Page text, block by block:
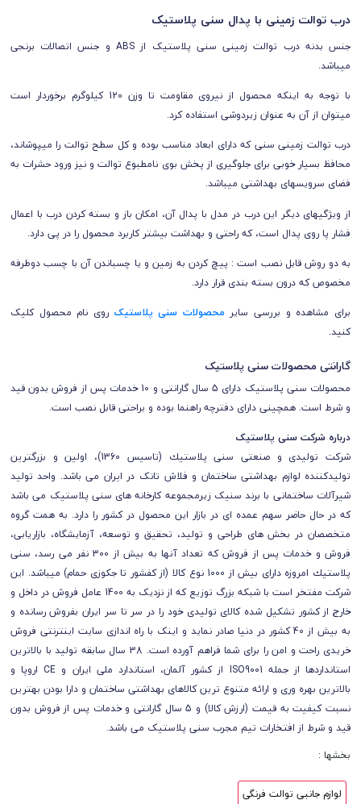
درب توالت زمینی با پدال سنی پلاستیک
جنس بدنه درب توالت زمینی سنی پلاستیک از ABS و جنس اتصالات برنجی
میباشد.
با توجه به اینکه محصول از نیروی مقاومت تا وزن 120 کیلوگرم برخوردار است
میتوان از آن به عنوان زیردوشی استفاده کرد.
درب توالت زمینی سنی که دارای ابعاد مناسب بوده و کل سطح توالت را میپوشاند،
محافظ بسیار خوبی برای جلوگیری از پخش بوی نامطبوع توالت و نیز ورود حشرات به
فضای سرویسهای بهداشتی میباشد.
از ویژگیهای دیگر این درب در مدل با پدال آن، امکان باز و بسته کردن درب با اعمال
فشار پا روی پدال است، که راحتی و بهداشت بیشتر کاربرد محصول را در پی دارد.
به دو روش قابل نصب است : پیچ کردن به زمین و یا چسباندن آن با چسب دوطرفه
مخصوص که درون بسته بندی قرار دارد.
برای مشاهده و بررسی سایر محصولات سنی پلاستیک روی نام محصول کلیک
کنید.
گارانتی محصولات سنی پلاستیک
محصولات سنی پلاستیک دارای 5 سال گارانتی و 10 خدمات پس از فروش بدون قید
و شرط است. همچینی دارای دفترچه راهنما بوده و براحتی قابل نصب است.
درباره شرکت سنی پلاستیک
شركت توليدی و صنعتی سنی پلاستيك (تاسيس 1360)، اولين و بزرگترين
توليدكننده لوازم بهداشتی ساختمان و فلاش تانک در ايران می باشد. واحد تولید
شیرآلات ساختمانی با برند سنیک زیرمجموعه کارخانه های سنی پلاستیک می باشد
که در حال حاضر سهم عمده ای در بازار این محصول در کشور را دارد. به همت گروه
متخصصان در بخش های طراحی و تولید، تحقيق و توسعه، آزمایشگاه، بازاریابی،
فروش و خدمات پس از فروش که تعداد آنها به بیش از 300 نفر می رسد، سنی
پلاستيك امروزه دارای بیش از 1000 نوع کالا (از کفشور تا جکوزی حمام) میباشد. این
شرکت مفتخر است با شبکه بزرگ توزیع که از نزدیک به 1400 عامل فروش در داخل و
خارج از کشور تشکیل شده کالای تولیدی خود را در سر تا سر ایران بفروش رسانده و
به بیش از 40 کشور در دنیا صادر نماید و اینک با راه اندازی سایت اینترنتی فروش
خریدی راحت و امن را برای شما فراهم آورده است. 38 سال سابقه تولید با بالاترین
استانداردها از جمله ISO9001 از کشور آلمان، استاندارد ملی ایران و CE اروپا و
بالاترین بهره وری و ارائه متنوع ترین کالاهای بهداشتی ساختمان و دارا بودن بهترین
نسبت کیفیت به قیمت (ارزش کالا) و 5 سال گارانتی و خدمات پس از فروش بدون
قید و شرط از افتخارات تیم مجرب سنی پلاستیک می باشد.
بخشها :
لوازم جانبی توالت فرنگی